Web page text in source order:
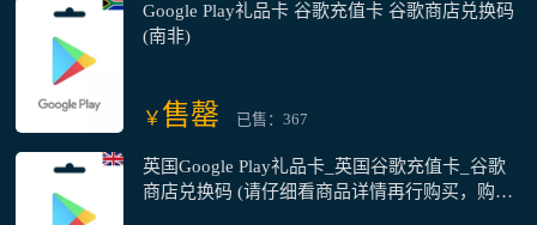
Google Play礼品卡 谷歌充值卡 谷歌商店兑换码
(南非)
￥ 售罄 已售：367
英国Google Play礼品卡_英国谷歌充值卡_谷歌
商店兑换码 (请仔细看商品详情再行购买，购买